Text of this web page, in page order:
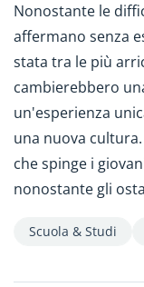
Nonostante le
affermano senza
stata tra le più
cambierebbero
un'esperienza
una nuova
che spinge i
nonostante gli
Scuola & Studi